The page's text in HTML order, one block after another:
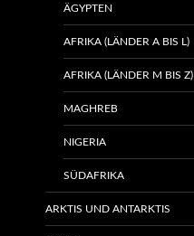
ÄGYPTEN
AFRIKA (LÄNDER A BIS L)
AFRIKA (LÄNDER M BIS Z)
MAGHREB
NIGERIA
SÜDAFRIKA
ARKTIS UND ANTARKTIS